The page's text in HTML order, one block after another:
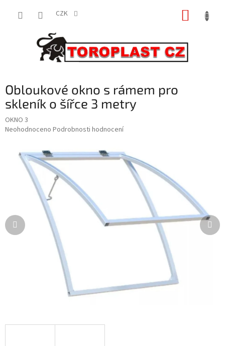
CZK
Obloukové okno s rámem pro
skleník o šířce 3 metry
OKNO 3
Průměrné
Neohodnoceno Podrobnosti hodnocení